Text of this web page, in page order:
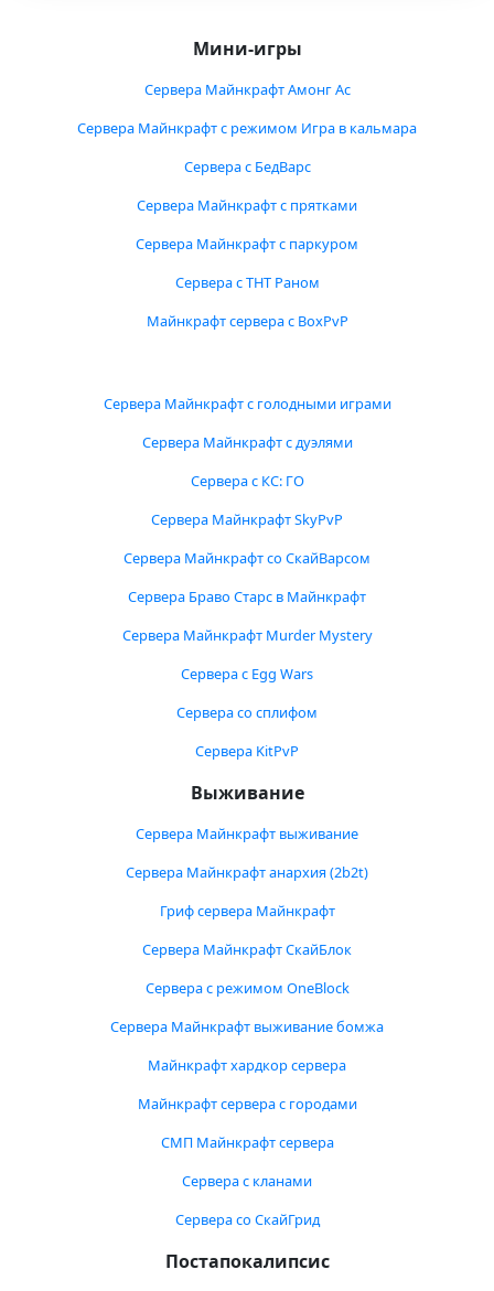
Мини-игры
Сервера Майнкрафт Амонг Ас
Сервера Майнкрафт с режимом Игра в кальмара
Сервера с БедВарс
Сервера Майнкрафт с прятками
Сервера Майнкрафт с паркуром
Сервера с ТНТ Раном
Майнкрафт сервера с BoxPvP
Сервера Майнкрафт с голодными играми
Сервера Майнкрафт с дуэлями
Сервера с КС: ГО
Сервера Майнкрафт SkyPvP
Сервера Майнкрафт со СкайВарсом
Сервера Браво Старс в Майнкрафт
Сервера Майнкрафт Murder Mystery
Сервера с Egg Wars
Сервера со сплифом
Сервера KitPvP
Выживание
Сервера Майнкрафт выживание
Сервера Майнкрафт анархия (2b2t)
Гриф сервера Майнкрафт
Сервера Майнкрафт СкайБлок
Сервера с режимом OneBlock
Сервера Майнкрафт выживание бомжа
Майнкрафт хардкор сервера
Майнкрафт сервера с городами
СМП Майнкрафт сервера
Сервера с кланами
Сервера со СкайГрид
Постапокалипсис